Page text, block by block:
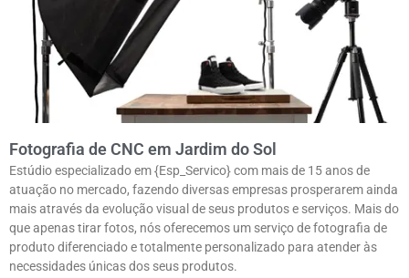
Fotografia de CNC em Jardim do Sol
Estúdio especializado em {Esp_Servico} com mais de 15 anos de
atuação no mercado, fazendo diversas empresas prosperarem ainda
mais através da evolução visual de seus produtos e serviços. Mais do
que apenas tirar fotos, nós oferecemos um serviço de fotografia de
produto diferenciado e totalmente personalizado para atender às
necessidades únicas dos seus produtos.